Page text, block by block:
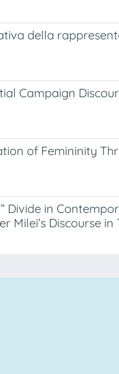
della
Campaign
of Femininity
Divide in
Milei’s Discourse